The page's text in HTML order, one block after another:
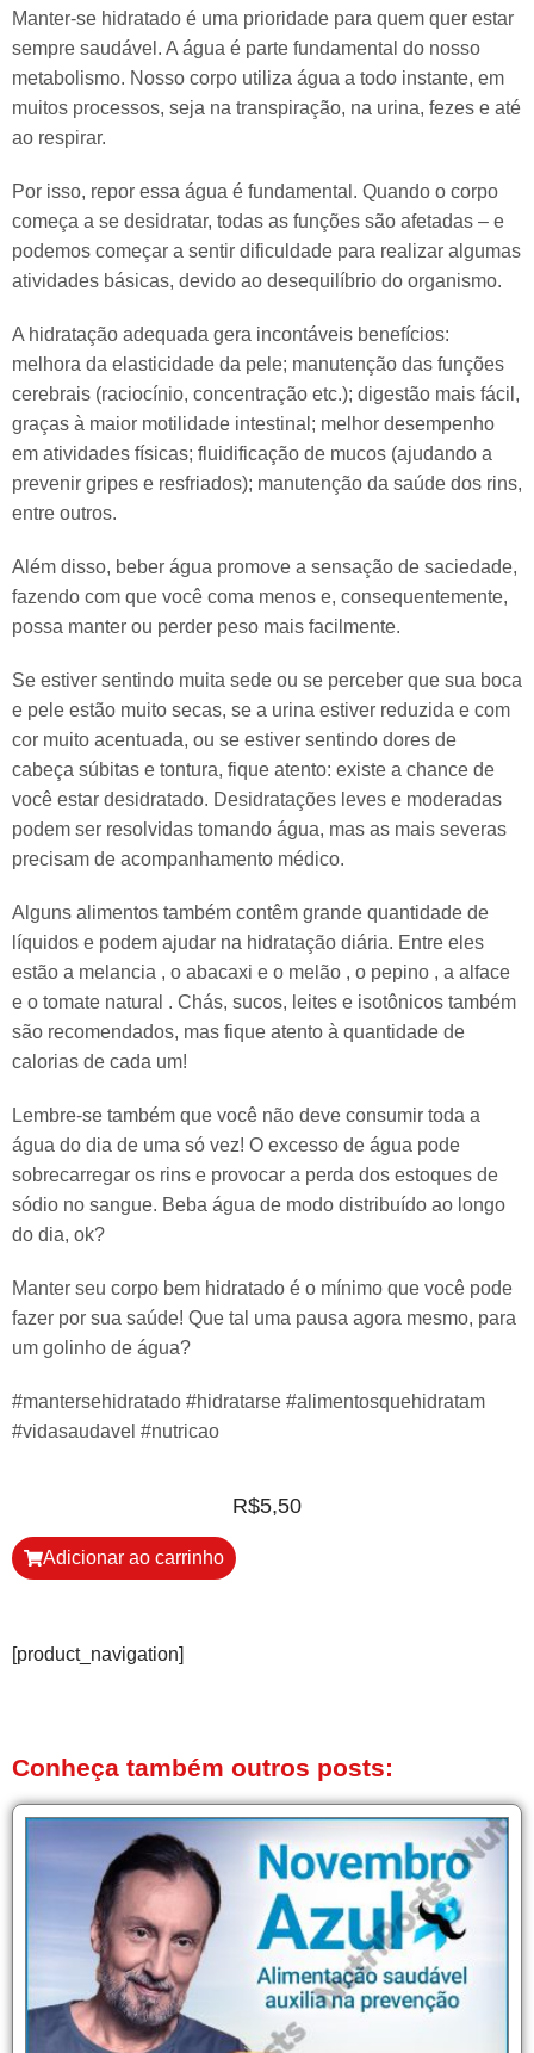
Manter-se hidratado é uma prioridade para quem quer estar
sempre saudável. A água é parte fundamental do nosso
metabolismo. Nosso corpo utiliza água a todo instante, em
muitos processos, seja na transpiração, na urina, fezes e até
ao respirar.
Por isso, repor essa água é fundamental. Quando o corpo
começa a se desidratar, todas as funções são afetadas – e
podemos começar a sentir dificuldade para realizar algumas
atividades básicas, devido ao desequilíbrio do organismo.
A hidratação adequada gera incontáveis benefícios:
melhora da elasticidade da pele; manutenção das funções
cerebrais (raciocínio, concentração etc.); digestão mais fácil,
graças à maior motilidade intestinal; melhor desempenho
em atividades físicas; fluidificação de mucos (ajudando a
prevenir gripes e resfriados); manutenção da saúde dos rins,
entre outros.
Além disso, beber água promove a sensação de saciedade,
fazendo com que você coma menos e, consequentemente,
possa manter ou perder peso mais facilmente.
Se estiver sentindo muita sede ou se perceber que sua boca
e pele estão muito secas, se a urina estiver reduzida e com
cor muito acentuada, ou se estiver sentindo dores de
cabeça súbitas e tontura, fique atento: existe a chance de
você estar desidratado. Desidratações leves e moderadas
podem ser resolvidas tomando água, mas as mais severas
precisam de acompanhamento médico.
Alguns alimentos também contêm grande quantidade de
líquidos e podem ajudar na hidratação diária. Entre eles
estão a melancia , o abacaxi e o melão , o pepino , a alface
e o tomate natural . Chás, sucos, leites e isotônicos também
são recomendados, mas fique atento à quantidade de
calorias de cada um!
Lembre-se também que você não deve consumir toda a
água do dia de uma só vez! O excesso de água pode
sobrecarregar os rins e provocar a perda dos estoques de
sódio no sangue. Beba água de modo distribuído ao longo
do dia, ok?
Manter seu corpo bem hidratado é o mínimo que você pode
fazer por sua saúde! Que tal uma pausa agora mesmo, para
um golinho de água?
#mantersehidratado #hidratarse #alimentosquehidratam
#vidasaudavel #nutricao
R$5,50
Adicionar ao carrinho
[product_navigation]
Conheça também outros posts: